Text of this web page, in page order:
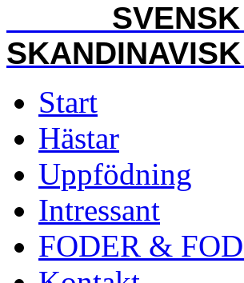
SVENSK
Start
Hästar
Uppfödning
Intressant
FODER &